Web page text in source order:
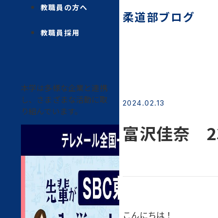
教職員の方へ
教職員採用
本学は多様な企業と連携
し、さまざまな活動に取
り組んでいます。
柔道部ブログ
2024.02.13
富沢佳奈
こんにちは！